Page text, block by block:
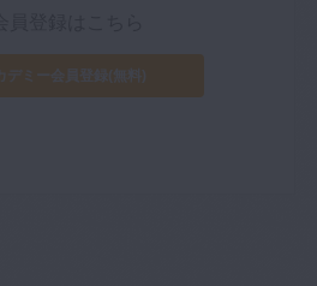
デミー会員登録(無料)